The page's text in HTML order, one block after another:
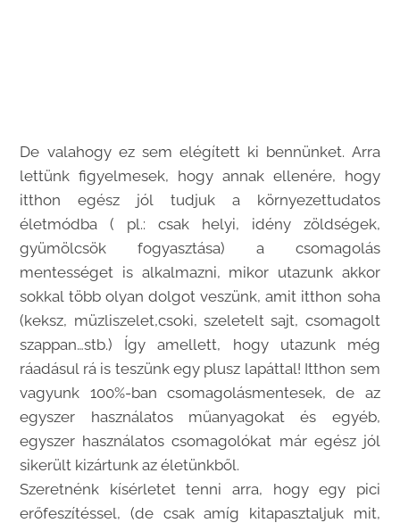
De valahogy ez sem elégített ki bennünket. Arra
lettünk figyelmesek, hogy annak ellenére, hogy
itthon egész jól tudjuk a környezettudatos
életmódba ( pl.: csak helyi, idény zöldségek,
gyümölcsök fogyasztása) a csomagolás
mentességet is alkalmazni, mikor utazunk akkor
sokkal több olyan dolgot veszünk, amit itthon soha
(keksz, müzliszelet,csoki, szeletelt sajt, csomagolt
szappan…stb.) Így amellett, hogy utazunk még
ráadásul rá is teszünk egy plusz lapáttal! Itthon sem
vagyunk 100%-ban csomagolásmentesek, de az
egyszer használatos műanyagokat és egyéb,
egyszer használatos csomagolókat már egész jól
sikerült kizártunk az életünkből.
Szeretnénk kísérletet tenni arra, hogy egy pici
erőfeszítéssel, (de csak amíg kitapasztaljuk mit,